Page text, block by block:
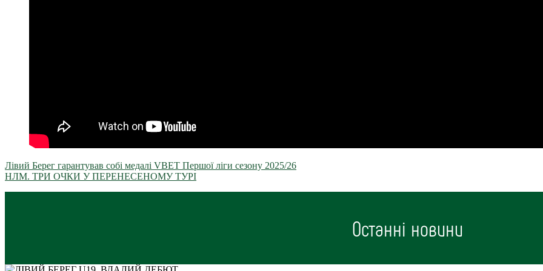
Лівий Берег гарантував собі медалі VBET Першої ліги сезону 2025/26
НЛМ. ТРИ ОЧКИ У ПЕРЕНЕСЕНОМУ ТУРІ
Останні новини